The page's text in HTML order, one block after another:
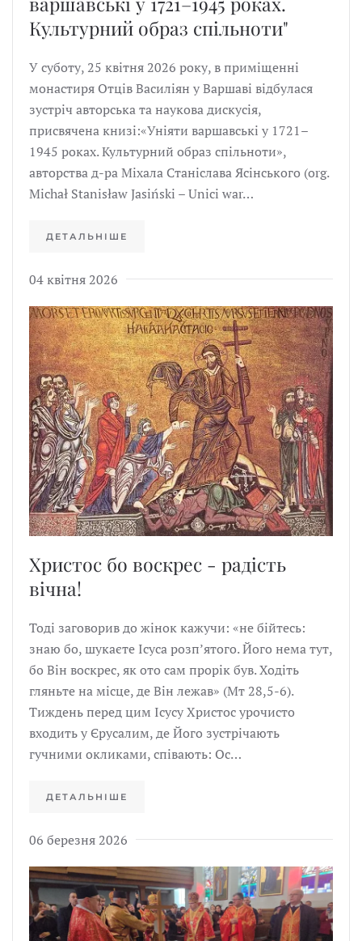
Культурний образ спільноти"
У суботу, 25 квітня 2026 року, в приміщенні
монастиря Отців Василіян у Варшаві відбулася
зустріч авторська та наукова дискусія,
присвячена книзі:«Уніяти варшавські у 1721–
1945 роках. Культурний образ спільноти»,
авторства д-ра Міхала Станіслава Ясінського (org.
Michał Stanisław Jasiński – Unici war…
ДЕТАЛЬНІШЕ
04 квітня 2026
Христос бо воскрес - радість
вічна!
Тоді заговорив до жінок кажучи: «не бійтесь:
знаю бо, шукаєте Ісуса розпʼятого. Його нема тут,
бо Він воскрес, як ото сам прорік був. Ходіть
гляньте на місце, де Він лежав» (Мт 28,5-6).
Тиждень перед цим Ісусу Христос урочисто
входить у Єрусалим, де Його зустрічають
гучними окликами, співають: Ос…
ДЕТАЛЬНІШЕ
06 березня 2026